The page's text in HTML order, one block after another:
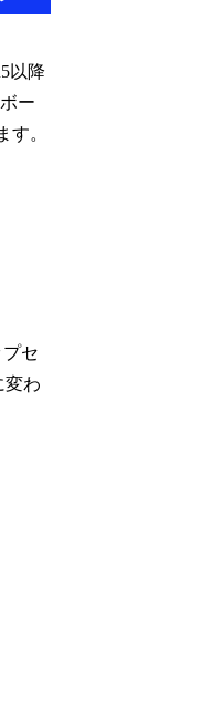
以降
ー
す。
セ
変わ